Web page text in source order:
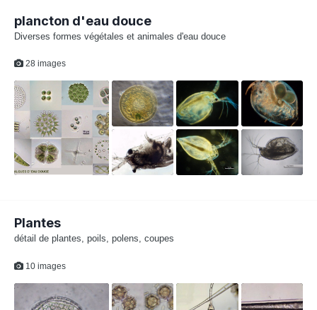
plancton d'eau douce
Diverses formes végétales et animales d'eau douce
28 images
Plantes
détail de plantes, poils, polens, coupes
10 images